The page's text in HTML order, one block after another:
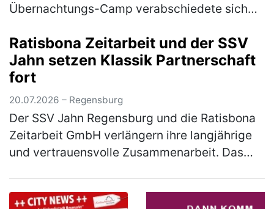
Übernachtungs-Camp verabschiedete sich
die Sommerpause. Zum Abschluss…(mehr)
Ratisbona Zeitarbeit und der SSV
Jahn setzen Klassik Partnerschaft
fort
20.07.2026 – Regensburg
Der SSV Jahn Regensburg und die Ratisbona
Zeitarbeit GmbH verlängern ihre langjährige
und vertrauensvolle Zusammenarbeit. Das